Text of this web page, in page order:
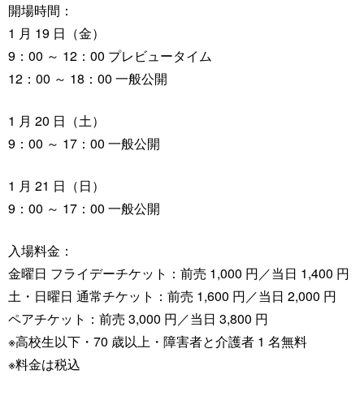
開場時間：
1 月 19 日（金）
9：00 ～ 12：00 プレビュータイム
12：00 ～ 18：00 一般公開
1 月 20 日（土）
9：00 ～ 17：00 一般公開
1 月 21 日（日）
9：00 ～ 17：00 一般公開
入場料金：
金曜日 フライデーチケット：前売 1,000 円／当日 1,400 円
土・日曜日 通常チケット：前売 1,600 円／当日 2,000 円
ペアチケット：前売 3,000 円／当日 3,800 円
※高校生以下・70 歳以上・障害者と介護者 1 名無料
※料金は税込